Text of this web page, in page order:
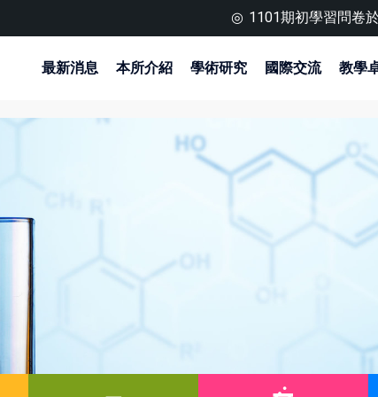
1101期初學習問卷於今天
最新消息 本所介紹 學術研究 國際交流 教學